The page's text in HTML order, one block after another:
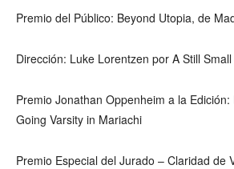
Premio del Público: Beyond Utopia, de
Dirección: Luke Lorentzen por A Still Small
Premio Jonathan Oppenheim a la
Going Varsity in Mariachi
Premio Especial del Jurado – Claridad de